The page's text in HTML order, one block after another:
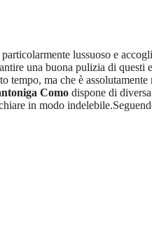
lussuoso e
una buona pulizia di questi
ma che è
Como dispone di
in modo